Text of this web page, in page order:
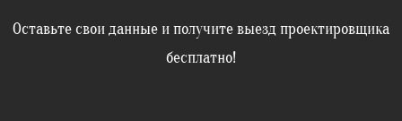
Оставьте свои данные и получите выезд проектировщика
бесплатно!